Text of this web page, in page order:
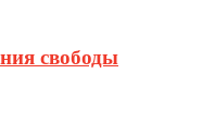
свободы